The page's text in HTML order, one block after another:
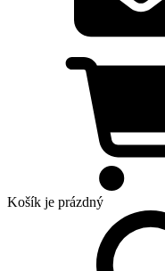
Košík je prázdný